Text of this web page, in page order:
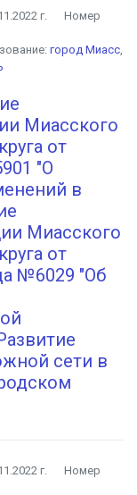
г.
Номер
город Миасс,
Миасского
от
"О
в
Миасского
от
№6029 "Об
сети в
г.
Номер